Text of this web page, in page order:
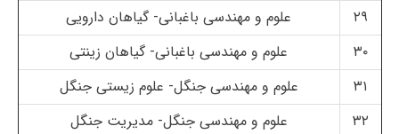
۲۹
علوم و مهندسی باغبانی- گیاهان دارویی
۳۰
علوم و مهندسی باغبانی- گیاهان زینتی
۳۱
علوم و مهندسی جنگل- علوم زیستی جنگل
۳۲
علوم و مهندسی جنگل- مدیریت جنگل